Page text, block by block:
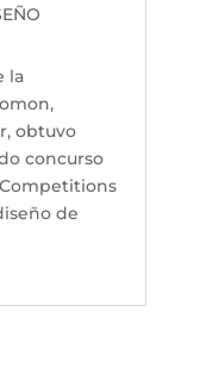
la
obtuvo
concurso
de